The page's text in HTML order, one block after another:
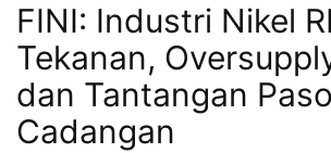
FINI: Industri Nikel
Tekanan,
dan Tantangan
Cadangan